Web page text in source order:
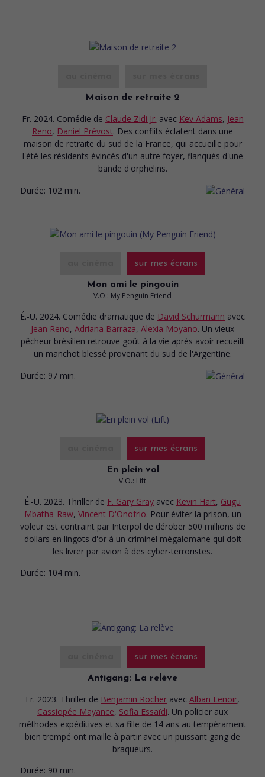
Maison de retraite 2
Fr. 2024. Comédie de Claude Zidi Jr. avec Kev Adams, Jean
Reno, Daniel Prévost. Des conflits éclatent dans une
maison de retraite du sud de la France, qui accueille pour
l'été les résidents évincés d'un autre foyer, flanqués d'une
bande d'orphelins.
Durée: 102 min.
sur mes écrans
Mon ami le pingouin
V.O.: My Penguin Friend
É.-U. 2024. Comédie dramatique de David Schurmann avec
Jean Reno, Adriana Barraza, Alexia Moyano. Un vieux
pêcheur brésilien retrouve goût à la vie après avoir recueilli
un manchot blessé provenant du sud de l'Argentine.
Durée: 97 min.
sur mes écrans
En plein vol
V.O.: Lift
É.-U. 2023. Thriller de F. Gary Gray avec Kevin Hart, Gugu
Mbatha-Raw, Vincent D'Onofrio. Pour éviter la prison, un
voleur est contraint par Interpol de dérober 500 millions de
dollars en lingots d'or à un criminel mégalomane qui doit
les livrer par avion à des cyber-terroristes.
Durée: 104 min.
sur mes écrans
Antigang: La relève
Fr. 2023. Thriller de Benjamin Rocher avec Alban Lenoir,
Cassiopée Mayance, Sofia Essaïdi. Un policier aux
méthodes expéditives et sa fille de 14 ans au tempérament
bien trempé ont maille à partir avec un puissant gang de
braqueurs.
Durée: 90 min.